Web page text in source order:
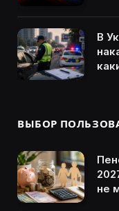
В
ВЫБОР
не